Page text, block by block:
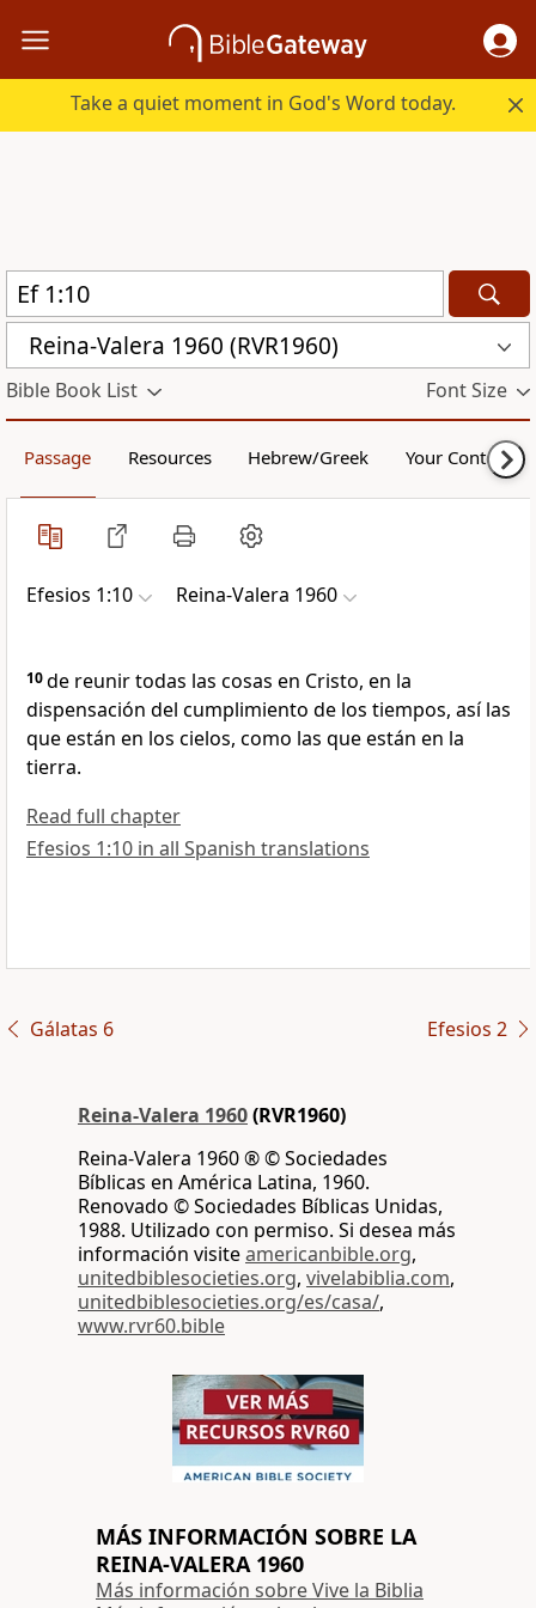
Take a quiet moment in God's Word today.
Reina-Valera 1960 (RVR1960)
Bible Book List Font Size
Passage Resources Hebrew/Greek Your Content
Efesios 1:10 Reina-Valera 1960
10de reunir todas las cosas en Cristo, en la
dispensación del cumplimiento de los tiempos, así las
que están en los cielos, como las que están en la
tierra.
Read full chapter
Efesios 1:10 in all Spanish translations
Gálatas 6 Efesios 2
Reina-Valera 1960(RVR1960)
Reina-Valera 1960 ® © Sociedades
Bíblicas en América Latina, 1960.
Renovado © Sociedades Bíblicas Unidas,
1988. Utilizado con permiso. Si desea más
información visiteamericanbible.org,
unitedbiblesocieties.org, vivelabiblia.com,
unitedbiblesocieties.org/es/casa/,
www.rvr60.bible
MÁS INFORMACIÓN SOBRE LA
REINA-VALERA 1960
Más información sobre Vive la Biblia